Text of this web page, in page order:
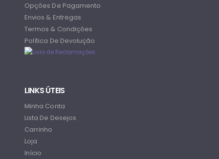
Opções De Pagamento
Envios & Entregas
Termos & Condições
Política De Devolução
LINKS ÚTEIS
Minha Conta
Lista De Desejos
Carrinho
Loja
Início